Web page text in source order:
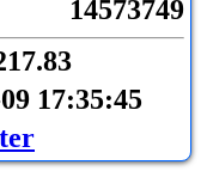
14573749
17:35:45